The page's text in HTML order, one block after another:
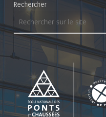
Rechercher